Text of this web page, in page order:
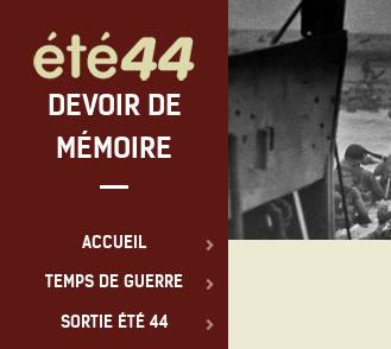
DEVOIR DE
MÉMOIRE
ACCUEIL
TEMPS DE GUERRE
SORTIE ÉTÉ 44